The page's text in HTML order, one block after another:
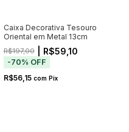
Caixa Decorativa Tesouro
Oriental em Metal 13cm
R$197,00| R$59,10
-70% OFF
R$56,15 com Pix